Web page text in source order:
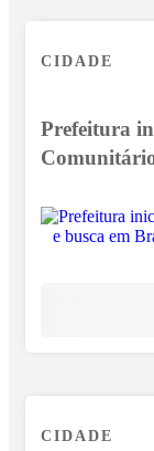
CIDADE
Prefeitura
CIDADE